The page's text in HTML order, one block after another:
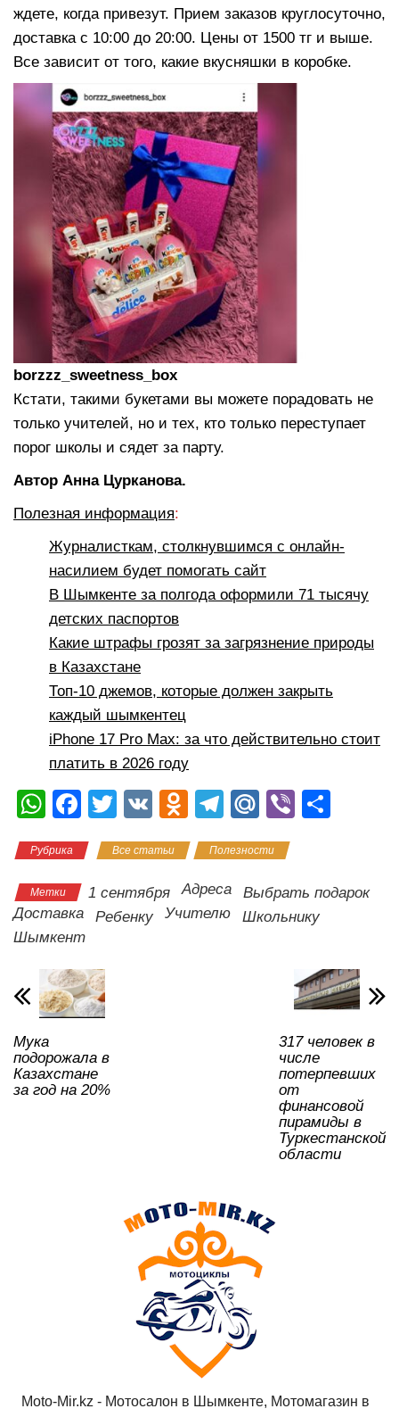
ждете, когда привезут. Прием заказов круглосуточно,
доставка с 10:00 до 20:00. Цены от 1500 тг и выше.
Все зависит от того, какие вкусняшки в коробке.
borzzz_sweetness_box
Кстати, такими букетами вы можете порадовать не
только учителей, но и тех, кто только переступает
порог школы и сядет за парту.
Автор Анна Цурканова.
Полезная информация:
Журналисткам, столкнувшимся с онлайн-
насилием будет помогать сайт
В Шымкенте за полгода оформили 71 тысячу
детских паспортов
Какие штрафы грозят за загрязнение природы
в Казахстане
Топ-10 джемов, которые должен закрыть
каждый шымкентец
iPhone 17 Pro Max: за что действительно стоит
платить в 2026 году
W
at
s
A
p
p
F
c
e
b
o
o
k
T
tt
er
V
O
n
o
kl
T
e
gr
a
M
.R
u
Vi
а
ть
Рубрика Все статьи Полезности
Метки 1 сентября Адреса
Выбрать подарок
Доставка
Ребенку Учителю
Школьнику
Шымкент
Мука
подорожала в
Казахстане
за год на 20%
317 человек в
числе
потерпевших
от
финансовой
пирамиды в
Туркестанской
области
Moto-Mir.kz - Мотосалон в Шымкенте, Мотомагазин в